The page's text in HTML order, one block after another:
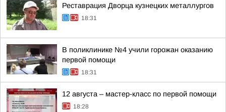
Реставрация Дворца кузнецких металлургов
18:31
В поликлинике №4 учили горожан оказанию
первой помощи
18:31
12 августа – мастер-класс по первой помощи
18:28